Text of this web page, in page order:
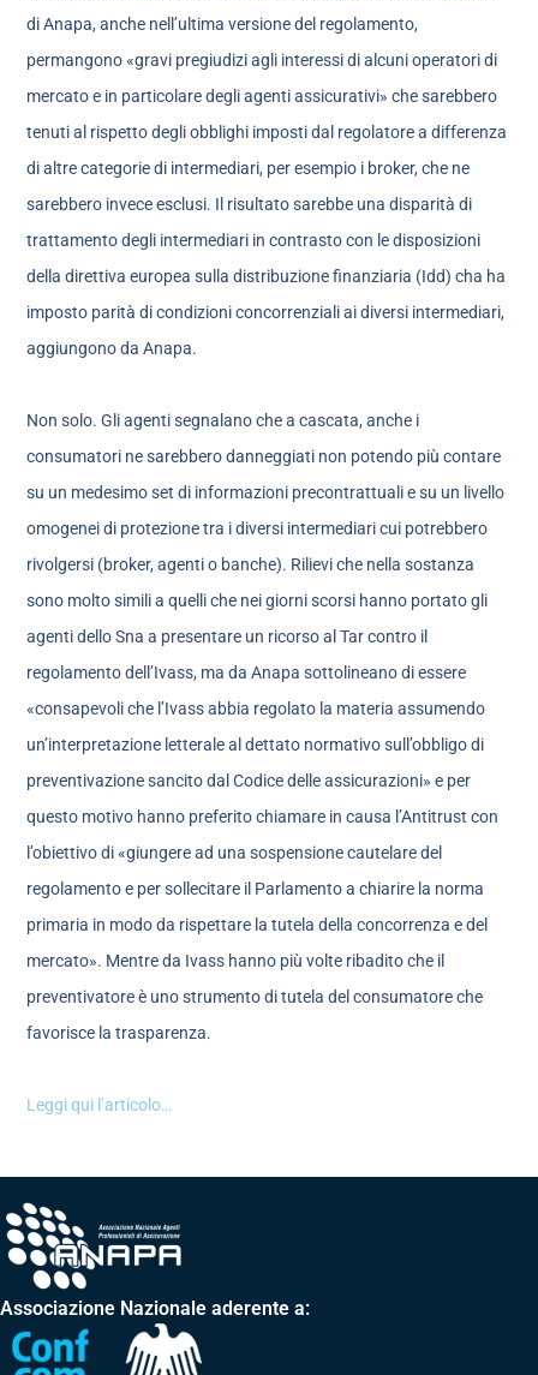
di Anapa, anche nell’ultima versione del regolamento,
permangono «gravi pregiudizi agli interessi di alcuni operatori di
mercato e in particolare degli agenti assicurativi» che sarebbero
tenuti al rispetto degli obblighi imposti dal regolatore a differenza
di altre categorie di intermediari, per esempio i broker, che ne
sarebbero invece esclusi. Il risultato sarebbe una disparità di
trattamento degli intermediari in contrasto con le disposizioni
della direttiva europea sulla distribuzione finanziaria (Idd) cha ha
imposto parità di condizioni concorrenziali ai diversi intermediari,
aggiungono da Anapa.
Non solo. Gli agenti segnalano che a cascata, anche i
consumatori ne sarebbero danneggiati non potendo più contare
su un medesimo set di informazioni precontrattuali e su un livello
omogenei di protezione tra i diversi intermediari cui potrebbero
rivolgersi (broker, agenti o banche). Rilievi che nella sostanza
sono molto simili a quelli che nei giorni scorsi hanno portato gli
agenti dello Sna a presentare un ricorso al Tar contro il
regolamento dell’Ivass, ma da Anapa sottolineano di essere
«consapevoli che l’Ivass abbia regolato la materia assumendo
un’interpretazione letterale al dettato normativo sull’obbligo di
preventivazione sancito dal Codice delle assicurazioni» e per
questo motivo hanno preferito chiamare in causa l’Antitrust con
l’obiettivo di «giungere ad una sospensione cautelare del
regolamento e per sollecitare il Parlamento a chiarire la norma
primaria in modo da rispettare la tutela della concorrenza e del
mercato». Mentre da Ivass hanno più volte ribadito che il
preventivatore è uno strumento di tutela del consumatore che
favorisce la trasparenza.
Leggi qui l’articolo…
Associazione Nazionale aderente a: